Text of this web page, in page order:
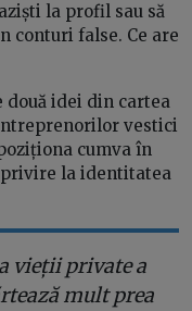
la profil sau să
conturi false. Ce are
idei din cartea
vestici
cumva în
la identitatea
vieții private a
mult prea